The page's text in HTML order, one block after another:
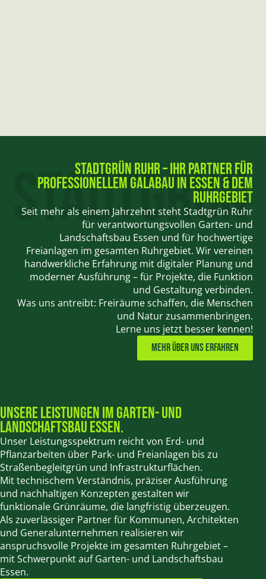
Stadtgrün Ruhr – Ihr Partner für
professionellem GaLaBau in Essen & dem
Ruhrgebiet
Seit mehr als einem Jahrzehnt steht Stadtgrün Ruhr
für verantwortungsvollen Garten- und
Landschaftsbau Essen und für hochwertige
Freianlagen im gesamten Ruhrgebiet. Wir vereinen
handwerkliche Erfahrung mit digitaler Planung und
moderner Ausführung – für Projekte, die Funktion
und Gestaltung verbinden.
Was uns antreibt: Freiräume schaffen, die Menschen
und Natur zusammenbringen.
Lerne uns jetzt besser kennen!
Mehr Über uns erfahren
Unsere Leistungen im Garten- und
Landschaftsbau Essen.
Unser Leistungsspektrum reicht von Erd- und
Pflanzarbeiten über Park- und Freianlagen bis zu
Straßenbegleitgrün und Infrastrukturflächen.
Mit technischem Verständnis, präziser Ausführung
und nachhaltigen Konzepten gestalten wir
funktionale Grünräume, die langfristig überzeugen.
Als zuverlässiger Partner für Kommunen, Architekten
und Generalunternehmen realisieren wir
anspruchsvolle Projekte im gesamten Ruhrgebiet –
mit Schwerpunkt auf Garten- und Landschaftsbau
Essen.